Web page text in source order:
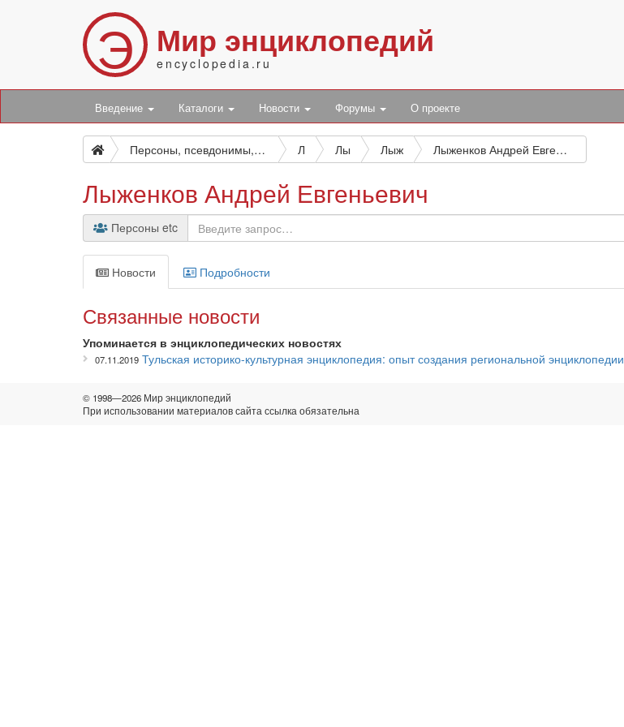
Э Мир энциклопедий
encyclopedia.ru
Введение Каталоги Новости Форумы О проекте
Персоны, псевдонимы, персонажи и боты Л Лы Лыж Лыженков Андрей Евгеньевич
Лыженков Андрей Евгеньевич
Персоны etc
Новости Подробности
Связанные новости
Упоминается в энциклопедических новостях
07.11.2019 Тульская историко-культурная энциклопедия: опыт создания региональной энциклопедии
© 1998—2026 Мир энциклопедий
При использовании материалов сайта ссылка обязательна